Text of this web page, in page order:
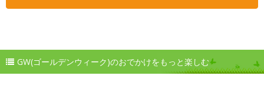
GW(ゴールデンウィーク)のおでかけをもっと楽しむ